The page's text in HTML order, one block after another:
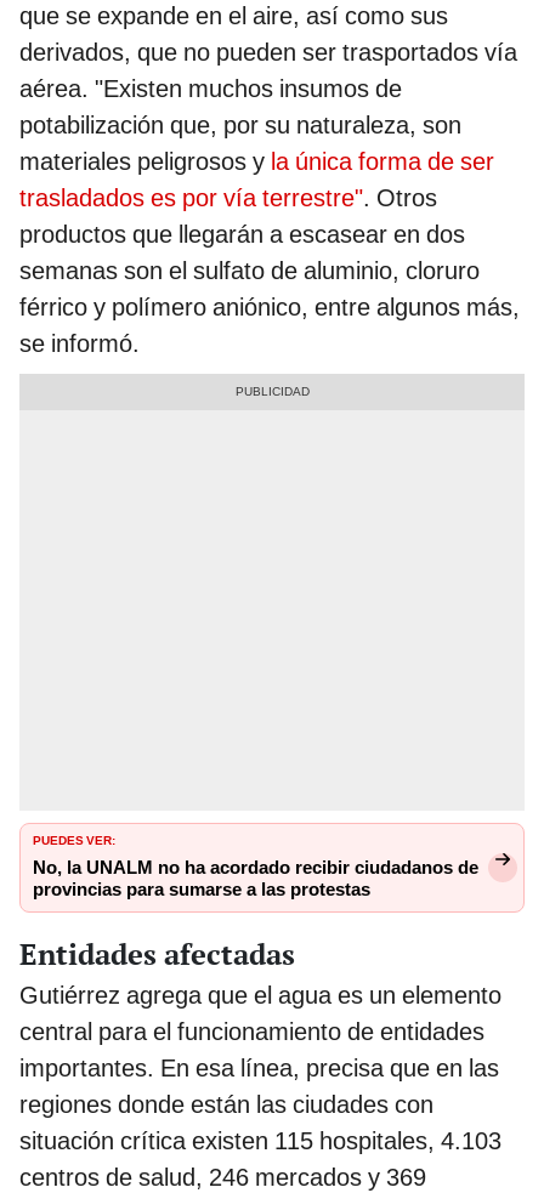
que se expande en el aire, así como sus
derivados, que no pueden ser trasportados vía
aérea. "Existen muchos insumos de
potabilización que, por su naturaleza, son
materiales peligrosos y la única forma de ser
trasladados es por vía terrestre". Otros
productos que llegarán a escasear en dos
semanas son el sulfato de aluminio, cloruro
férrico y polímero aniónico, entre algunos más,
se informó.
PUEDES VER:
No, la UNALM no ha acordado recibir ciudadanos de
provincias para sumarse a las protestas
Entidades afectadas
Gutiérrez agrega que el agua es un elemento
central para el funcionamiento de entidades
importantes. En esa línea, precisa que en las
regiones donde están las ciudades con
situación crítica existen 115 hospitales, 4.103
centros de salud, 246 mercados y 369